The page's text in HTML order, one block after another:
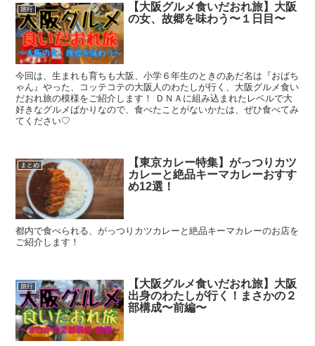
旅行
【大阪グルメ食いだおれ旅】大阪
の女、故郷を味わう〜１日目〜
今回は、生まれも育ちも大阪、小学６年生のときのあだ名は『おばち
ゃん』やった、コッテコテの大阪人のわたしが行く、大阪グルメ食い
だおれ旅の模様をご紹介します！ ＤＮＡに組み込まれたレベルで大
好きなグルメばかりなので、食べたことがないかたは、ぜひ食べてみ
てください♡
まとめ
【東京カレー特集】がっつりカツ
カレーと絶品キーマカレーおすす
め12選！
都内で食べられる、がっつりカツカレーと絶品キーマカレーのお店を
ご紹介します！
旅行
【大阪グルメ食いだおれ旅】大阪
出身のわたしが行く！まさかの２
部構成〜前編〜